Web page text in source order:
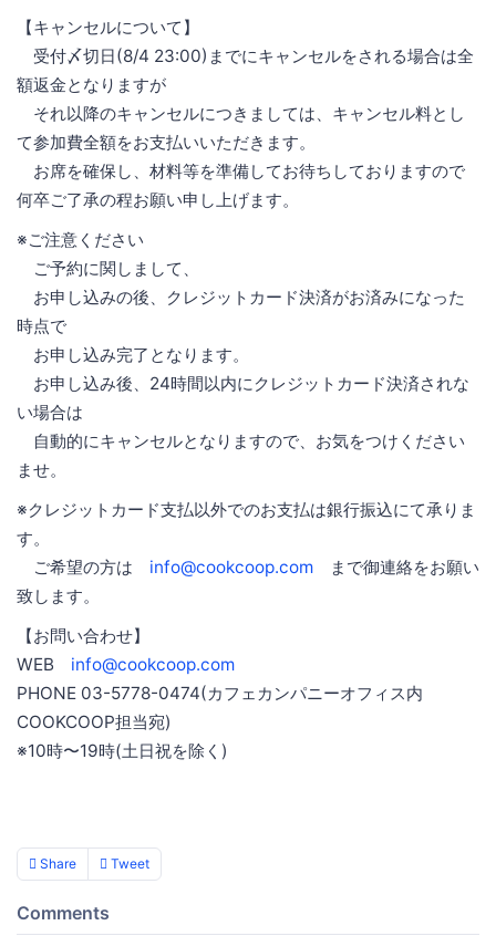
【キャンセルについて】
受付〆切日(8/4 23:00)までにキャンセルをされる場合は全
額返金となりますが
それ以降のキャンセルにつきましては、キャンセル料とし
て参加費全額をお支払いいただきます。
お席を確保し、材料等を準備してお待ちしておりますので
何卒ご了承の程お願い申し上げます。
※ご注意ください
ご予約に関しまして、
お申し込みの後、クレジットカード決済がお済みになった
時点で
お申し込み完了となります。
お申し込み後、24時間以内にクレジットカード決済されな
い場合は
自動的にキャンセルとなりますので、お気をつけください
ませ。
※クレジットカード支払以外でのお支払は銀行振込にて承りま
す。
ご希望の方は info@cookcoop.com まで御連絡をお願い
致します。
【お問い合わせ】
WEB info@cookcoop.com
PHONE 03-5778-0474(カフェカンパニーオフィス内
COOKCOOP担当宛)
※10時〜19時(土日祝を除く)
Share Tweet
Comments